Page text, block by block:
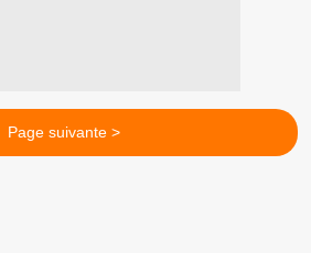
Page suivante >